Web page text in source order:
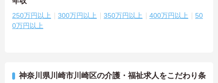
250万円以上 300万円以上 350万円以上 400万円以上
50
0万円以上
神奈川県川崎市川崎区の介護・福祉求人をこだわり条